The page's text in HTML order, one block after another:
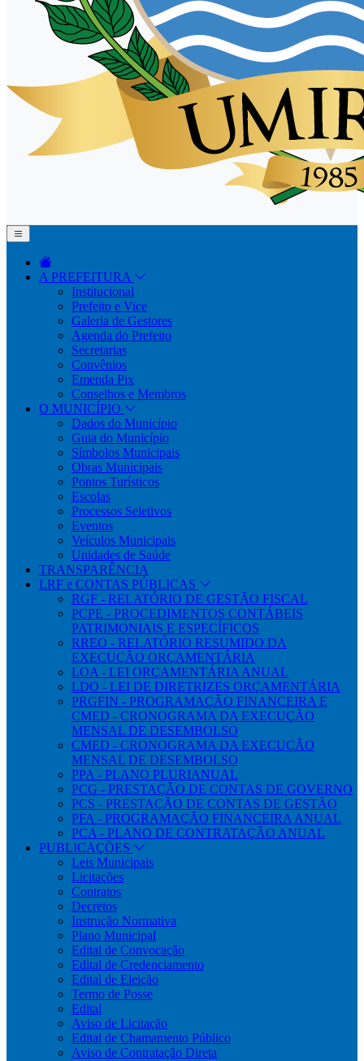
A PREFEITURA
Institucional
Prefeito e Vice
Galeria de Gestores
Agenda do Prefeito
Secretarias
Convênios
Emenda Pix
Conselhos e Membros
O MUNICÍPIO
Dados do Município
Guia do Município
Símbolos Municipais
Obras Municipais
Pontos Turísticos
Escolas
Processos Seletivos
Eventos
Veículos Municipais
Unidades de Saúde
TRANSPARÊNCIA
LRF e CONTAS PÚBLICAS
RGF - RELATÓRIO DE GESTÃO FISCAL
PCPE - PROCEDIMENTOS CONTÁBEIS
PATRIMONIAIS E ESPECÍFICOS
RREO - RELATÓRIO RESUMIDO DA
EXECUÇÃO ORÇAMENTÁRIA
LOA - LEI ORÇAMENTÁRIA ANUAL
LDO - LEI DE DIRETRIZES ORÇAMENTÁRIA
PRGFIN - PROGRAMAÇÃO FINANCEIRA E
CMED - CRONOGRAMA DA EXECUÇÃO
MENSAL DE DESEMBOLSO
CMED - CRONOGRAMA DA EXECUÇÃO
MENSAL DE DESEMBOLSO
PPA - PLANO PLURIANUAL
PCG - PRESTAÇÃO DE CONTAS DE GOVERNO
PCS - PRESTAÇÃO DE CONTAS DE GESTÃO
PFA - PROGRAMAÇÃO FINANCEIRA ANUAL
PCA - PLANO DE CONTRATAÇÃO ANUAL
PUBLICAÇÕES
Leis Municipais
Licitações
Contratos
Decretos
Instrução Normativa
Plano Municipal
Edital de Convocação
Edital de Credenciamento
Edital de Eleição
Termo de Posse
Edital
Aviso de Licitação
Edital de Chamamento Público
Aviso de Contratação Direta